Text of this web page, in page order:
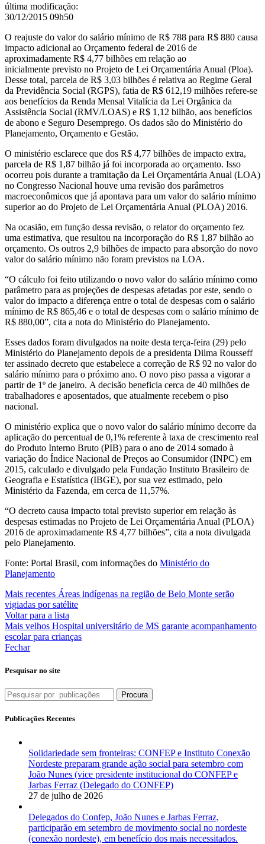
2016
última modificação:
30/12/2015 09h50
O reajuste do valor do salário mínimo de R$ 788 para R$ 880 causa
impacto adicional ao Orçamento federal de 2016 de
aproximadamente R$ 4,77 bilhões em relação ao
inicialmente previsto no Projeto de Lei Orçamentária Anual (Ploa).
Desse total, parcela de R$ 3,03 bilhões é relativa ao Regime Geral
da Previdência Social (RGPS), fatia de R$ 612,19 milhões refere-se
aos benefícios da Renda Mensal Vitalícia da Lei Orgânica da
Assistência Social (RMV/LOAS) e R$ 1,12 bilhão, aos benefícios
de abono e Seguro Desemprego. Os dados são do Ministério do
Planejamento, Orçamento e Gestão.
O ministério esclarece que dos R$ 4,77 bilhões de impacto extra,
parcela de R$ 1,87 bilhão já foi incorporada ao orçamento. Isso
ocorreu pois durante a tramitação da Lei Orçamentária Anual (LOA)
no Congresso Nacional houve uma revisão dos parâmetros
macroeconômicos que já apontava para um valor do salário mínimo
superior ao do Projeto de Lei Orçamentária Anual (PLOA) 2016.
Na ocasião, em função dessa revisão, o relator do orçamento fez
uma estimativa, que resultou na incorporação do R$ 1,87 bilhão ao
orçamento. Os outros 2,9 bilhões de impacto para absorção do novo
valor do salário mínimo não foram previstos na LOA.
“O cálculo foi feito utilizando o novo valor do salário mínimo como
parâmetro para as projeções de despesas afetadas por este, sendo o
valor do impacto a diferença entre o total de despesas com o salário
mínimo de R$ 865,46 e o total de despesas com o salário mínimo de
R$ 880,00”, cita a nota do Ministério do Planejamento.
Esses dados foram divulgados na noite desta terça-feira (29) pelo
Ministério do Planejamento depois de a presidenta Dilma Rousseff
ter assinado decreto que estabelece a correção de R$ 92 no valor do
salário mínimo para o próximo ano. O novo piso passa a vigorar a
partir de 1º de janeiro. A decisão beneficia cerca de 40 milhões de
trabalhadores e aposentados, que atualmente recebem o piso
nacional.
O ministério explica que o novo valor do salário mínimo decorre da
aplicação do percentual de 0,1% referente à taxa de crescimento real
do Produto Interno Bruto (PIB) para o ano de 2014 somado à
variação do Índice Nacional de Preços ao Consumidor (INPC) em
2015, calculado e divulgado pela Fundação Instituto Brasileiro de
Geografia e Estatística (IBGE), por sua vez estimado, pelo
Ministério da Fazenda, em cerca de 11,57%.
“O decreto causa impacto total previsto superior em relação às
despesas estimadas no Projeto de Lei Orçamentária Anual (PLOA)
2016 de aproximadamente R$ 4,77 bilhões”, cita a nota divulgada
pelo Planejamento.
Fonte: Portal Brasil, com informações do Ministério do
Planejamento
Mais recentes Áreas indígenas na região de Belo Monte serão
vigiadas por satélite
Voltar para a lista
Mais velhos Hospital universitário de MS garante acompanhamento
escolar para crianças
Fechar
Pesquisar no site
Procura
Publicações Recentes
Solidariedade sem fronteiras: CONFEP e Instituto Conexão
Nordeste preparam grande ação social para setembro com
João Nunes (vice presidente institucional do CONFEP e
Jarbas Ferraz (Delegado do CONFEP)
27 de julho de 2026
Delegados do Confep, João Nunes e Jarbas Ferraz,
participarão em setembro de movimento social no nordeste
(conexão nordeste), em benefício dos mais necessitados.